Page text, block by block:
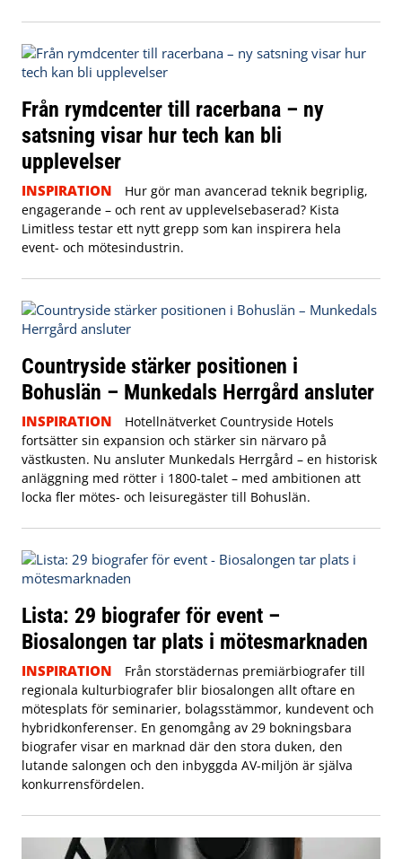
Från rymdcenter till racerbana – ny
satsning visar hur tech kan bli
upplevelser
INSPIRATION
Hur gör man avancerad teknik begriplig,
engagerande – och rent av upplevelsebaserad? Kista
Limitless testar ett nytt grepp som kan inspirera hela
event- och mötesindustrin.
Countryside stärker positionen i
Bohuslän – Munkedals Herrgård ansluter
INSPIRATION
Hotellnätverket Countryside Hotels
fortsätter sin expansion och stärker sin närvaro på
västkusten. Nu ansluter Munkedals Herrgård – en historisk
anläggning med rötter i 1800-talet – med ambitionen att
locka fler mötes- och leisuregäster till Bohuslän.
Lista: 29 biografer för event –
Biosalongen tar plats i mötesmarknaden
INSPIRATION
Från storstädernas premiärbiografer till
regionala kulturbiografer blir biosalongen allt oftare en
mötesplats för seminarier, bolagsstämmor, kundevent och
hybridkonferenser. En genomgång av 29 bokningsbara
biografer visar en marknad där den stora duken, den
lutande salongen och den inbyggda AV-miljön är själva
konkurrensfördelen.